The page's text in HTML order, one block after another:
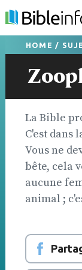
HOME /
La Bible
C'est dans
Vous ne
bête, cela
aucune
animal ;